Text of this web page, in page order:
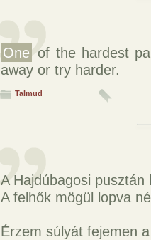
One of the hardest
away or try harder.
Talmud
A Hajdúbagosi
A felhők mögül lopva
Érzem súlyát fejemen